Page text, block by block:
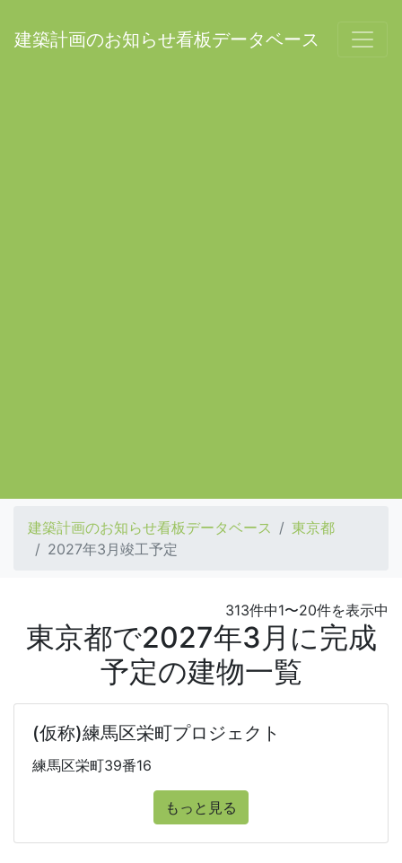
建築計画のお知らせ看板データベース
建築計画のお知らせ看板データベース
東京都
2027年3月竣工予定
313件中1〜20件を表示中
東京都で2027年3月に完成
予定の建物一覧
(仮称)練馬区栄町プロジェクト
練馬区栄町39番16
もっと見る